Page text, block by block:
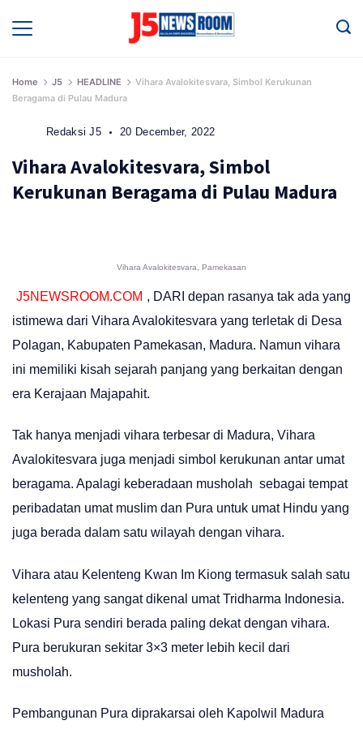
Home J5 HEADLINE
Vihara Avalokitesvara, Simbol Kerukunan
Beragama di Pulau Madura
Redaksi J5 20 December, 2022
Vihara Avalokitesvara, Simbol
Kerukunan Beragama di Pulau Madura
Vihara Avalokitesvara, Pamekasan
J5NEWSROOM.COM , DARI depan rasanya tak ada yang
istimewa dari Vihara Avalokitesvara yang terletak di Desa
Polagan, Kabupaten Pamekasan, Madura. Namun vihara
ini memiliki kisah sejarah panjang yang berkaitan dengan
era Kerajaan Majapahit.
Tak hanya menjadi vihara terbesar di Madura, Vihara
Avalokitesvara juga menjadi simbol kerukunan antar umat
beragama. Apalagi keberadaan musholah sebagai tempat
peribadatan umat muslim dan Pura untuk umat Hindu yang
juga berada dalam satu wilayah dengan vihara.
Vihara atau Kelenteng Kwan Im Kiong termasuk salah satu
kelenteng yang sangat dikenal umat Tridharma Indonesia.
Lokasi Pura sendiri berada paling dekat dengan vihara.
Pura berukuran sekitar 3×3 meter lebih kecil dari
musholah.
Pembangunan Pura diprakarsai oleh Kapolwil Madura